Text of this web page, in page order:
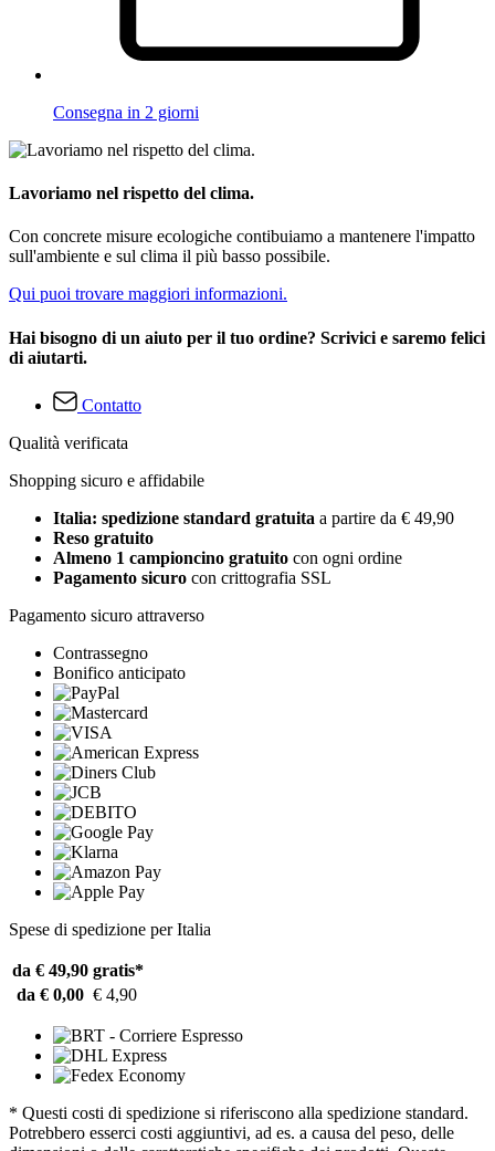
Consegna in 2 giorni
Lavoriamo nel rispetto del clima.
Con concrete misure ecologiche contibuiamo a mantenere l'impatto
sull'ambiente e sul clima il più basso possibile.
Qui puoi trovare maggiori informazioni.
Hai bisogno di un aiuto per il tuo ordine? Scrivici e saremo felici
di aiutarti.
Contatto
Qualità verificata
Shopping sicuro e affidabile
Italia: spedizione standard gratuita a partire da € 49,90
Reso gratuito
Almeno 1 campioncino gratuito con ogni ordine
Pagamento sicuro con crittografia SSL
Pagamento sicuro attraverso
Contrassegno
Bonifico anticipato
Spese di spedizione per Italia
da € 49,90 gratis*
da € 0,00 € 4,90
* Questi costi di spedizione si riferiscono alla spedizione standard.
Potrebbero esserci costi aggiuntivi, ad es. a causa del peso, delle